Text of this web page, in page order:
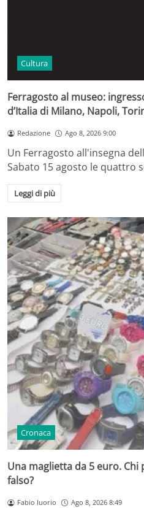
Cultura
Ferragosto al museo:
d’Italia di Milano, Napoli,
Redazione Ago 8, 2026 9:00
Un Ferragosto all'insegna
Sabato 15 agosto le quattro
Leggi di più
Cronaca
Una maglietta da 5 euro. Chi
falso?
Fabio Iuorio Ago 8, 2026 8:49